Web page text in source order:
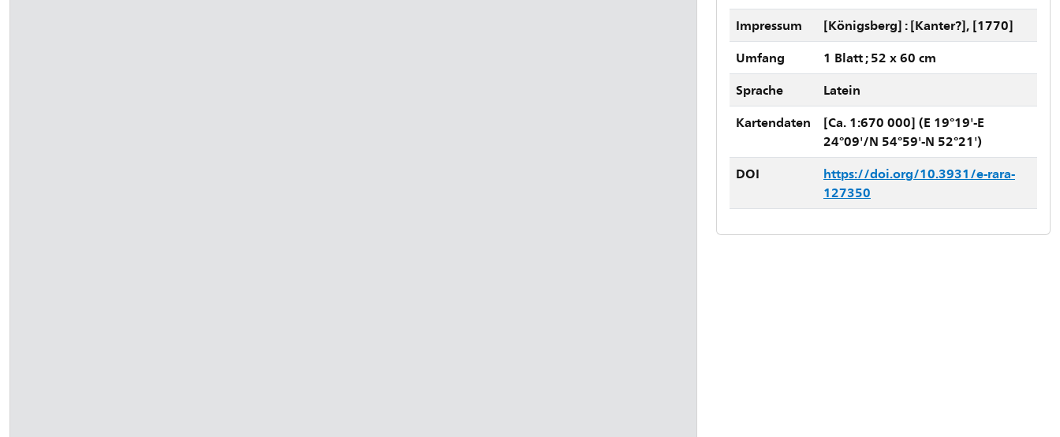
Impressum
[Königsberg] : [Kanter?], [1770]
Umfang
1 Blatt ; 52 x 60 cm
Sprache
Latein
Kartendaten
[Ca. 1:670 000] (E 19°19'-E
24°09'/N 54°59'-N 52°21')
DOI
https://doi.org/10.3931/e-rara-
127350